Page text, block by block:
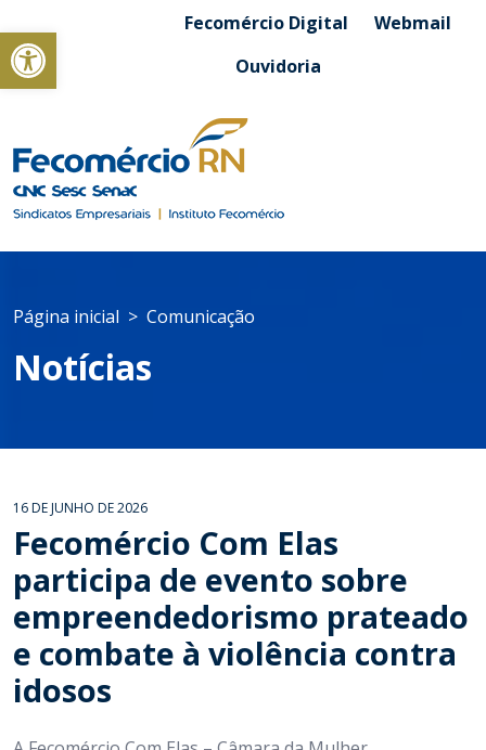
Abrir a barra de ferramentasFecomércio Digital
Webmail
Ouvidoria
Página inicial Comunicação
Notícias
16 DE JUNHO DE 2026
Fecomércio Com Elas
participa de evento sobre
empreendedorismo prateado
e combate à violência contra
idosos